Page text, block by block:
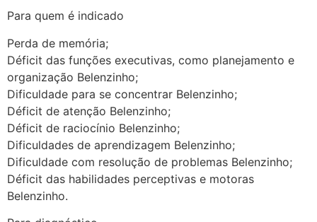
Para quem é indicado
Perda de memória;
Déficit das funções executivas, como planejamento e
organização Belenzinho;
Dificuldade para se concentrar Belenzinho;
Déficit de atenção Belenzinho;
Déficit de raciocínio Belenzinho;
Dificuldades de aprendizagem Belenzinho;
Dificuldade com resolução de problemas Belenzinho;
Déficit das habilidades perceptivas e motoras
Belenzinho.